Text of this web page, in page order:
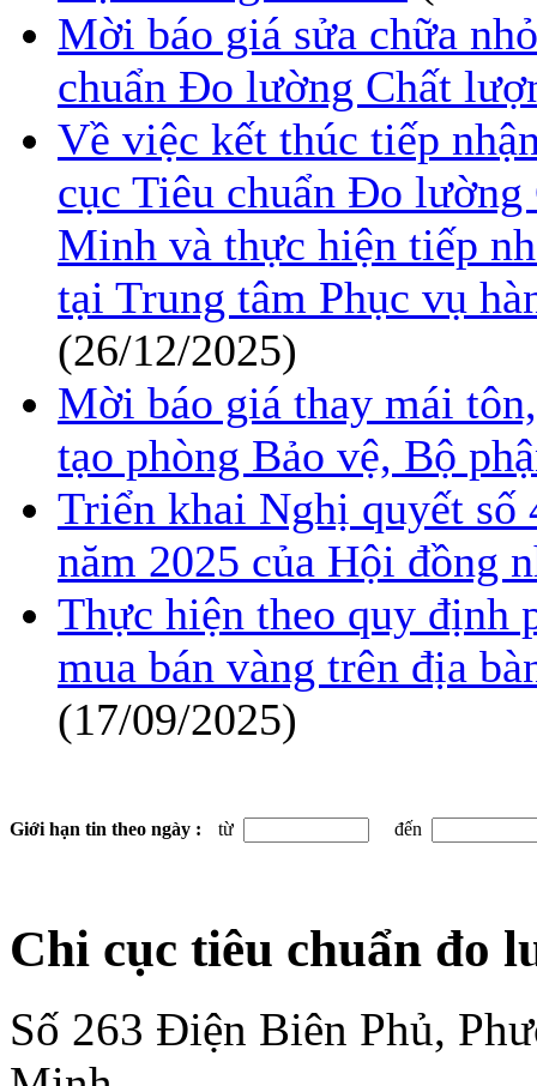
Mời báo giá sửa chữa
chuẩn Đo lường Chất
Về việc kết thúc tiếp
cục Tiêu chuẩn Đo
Minh và thực hiện tiếp
tại Trung tâm Phục vụ
(26/12/2025)
Mời báo giá thay mái
tạo phòng Bảo vệ, Bộ
Triển khai Nghị quyết
năm 2025 của Hội đồng
Thực hiện theo quy định
mua bán vàng trên địa
(17/09/2025)
Giới hạn tin theo ngày : từ đến
Chi cục tiêu chuẩn đo
Số 263 Điện Biên Phủ,